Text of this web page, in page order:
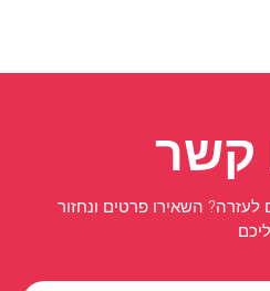
קשר
השאירו פרטים ונחזור